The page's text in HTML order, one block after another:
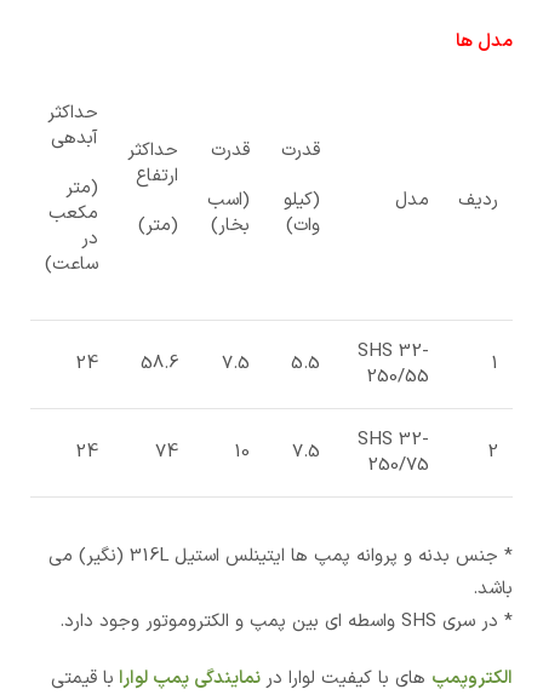
مدل ها
ردیف مدل
قدرت
(کیلو
وات)
قدرت
(اسب
بخار)
حداکثر
ارتفاع
(متر)
حداکثر
آبدهی
(متر
مکعب
در
ساعت)
1
SHS 32-
250/55
5.5
7.5
58.6
24
2
SHS 32-
250/75
7.5
10
74
24
* جنس بدنه و پروانه پمپ ها ایتینلس استیل 316L (نگیر) می
باشد.
* در سری SHS واسطه ای بین پمپ و الکتروموتور وجود دارد.
الکتروپمپ های با کیفیت لوارا در نمایندگی پمپ لوارا با قیمتی